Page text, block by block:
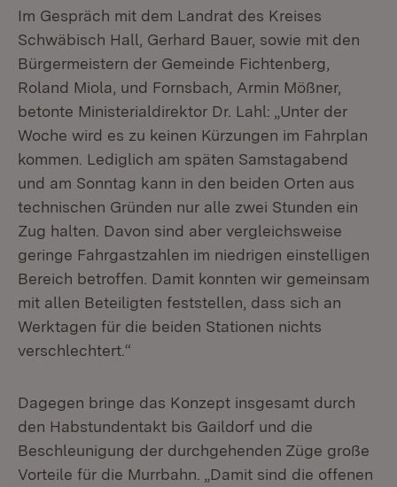
Im Gespräch mit dem Landrat des Kreises
Schwäbisch Hall, Gerhard Bauer, sowie mit den
Bürgermeistern der Gemeinde Fichtenberg,
Roland Miola, und Fornsbach, Armin Mößner,
betonte Ministerialdirektor Dr. Lahl: „Unter der
Woche wird es zu keinen Kürzungen im Fahrplan
kommen. Lediglich am späten Samstagabend
und am Sonntag kann in den beiden Orten aus
technischen Gründen nur alle zwei Stunden ein
Zug halten. Davon sind aber vergleichsweise
geringe Fahrgastzahlen im niedrigen einstelligen
Bereich betroffen. Damit konnten wir gemeinsam
mit allen Beteiligten feststellen, dass sich an
Werktagen für die beiden Stationen nichts
verschlechtert.“
Dagegen bringe das Konzept insgesamt durch
den Habstundentakt bis Gaildorf und die
Beschleunigung der durchgehenden Züge große
Vorteile für die Murrbahn. „Damit sind die offenen